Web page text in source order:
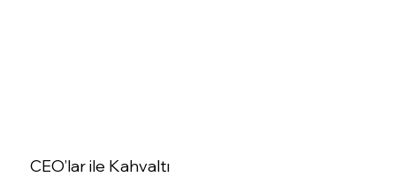
CEO’lar ile Kahvaltı